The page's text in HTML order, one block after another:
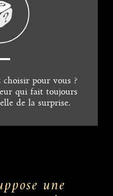
choisir pour vous ?
qui fait toujours
de la surprise.
une